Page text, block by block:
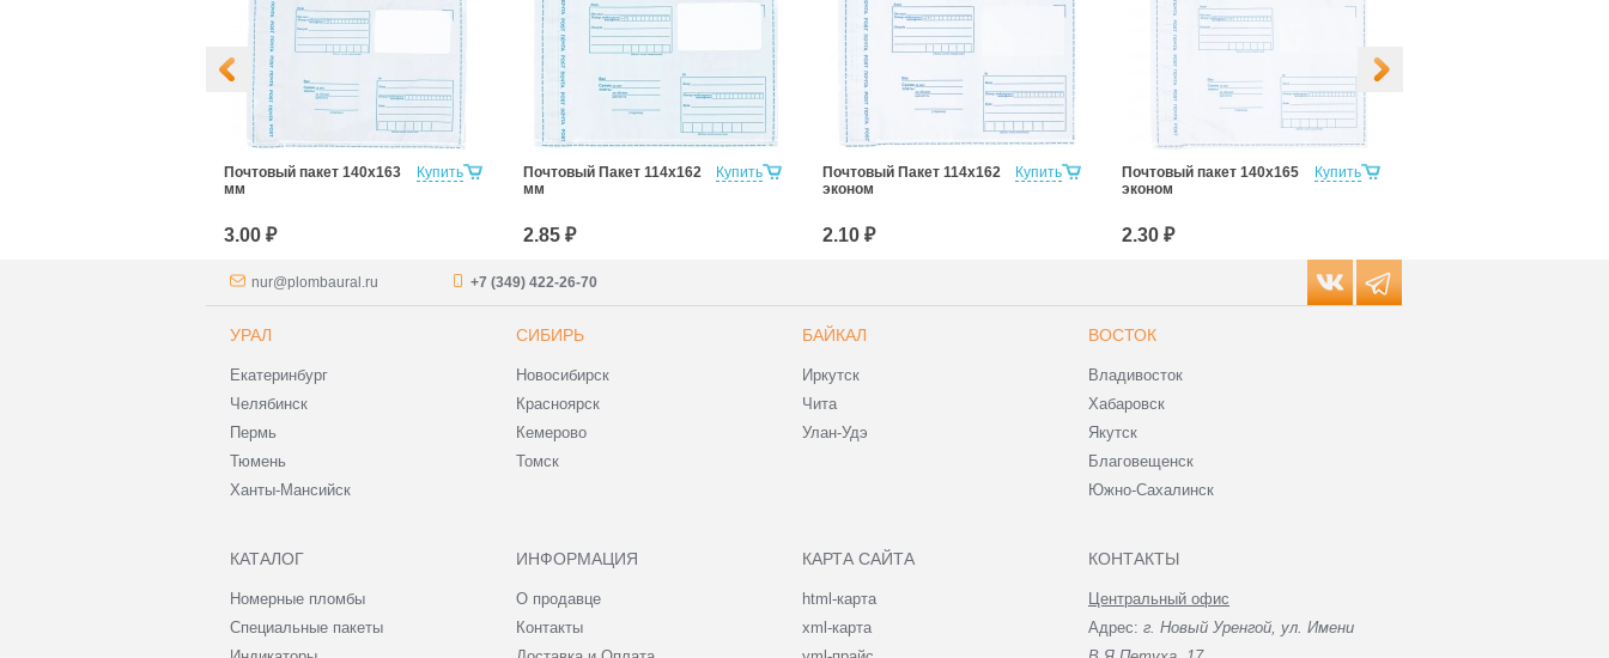
Купить
Почтовый пакет 140х163
мм
3.00 ₽
Купить
Почтовый Пакет 114х162
мм
2.85 ₽
Купить
Почтовый Пакет 114х162
эконом
2.10 ₽
Купить
Почтовый пакет 140х165
эконом
2.30 ₽
nur@plombaural.ru +7 (349) 422-26-70
УРАЛ
Екатеринбург
Челябинск
Пермь
Тюмень
Ханты-Мансийск
СИБИРЬ
Новосибирск
Красноярск
Кемерово
Томск
БАЙКАЛ
Иркутск
Чита
Улан-Удэ
ВОСТОК
Владивосток
Хабаровск
Якутск
Благовещенск
Южно-Сахалинск
КАТАЛОГ
Номерные пломбы
Специальные пакеты
ИНФОРМАЦИЯ
О продавце
Контакты
КАРТА САЙТА
html-карта
xml-карта
КОНТАКТЫ
Центральный офис
Адрес: г. Новый Уренгой, ул. Имени